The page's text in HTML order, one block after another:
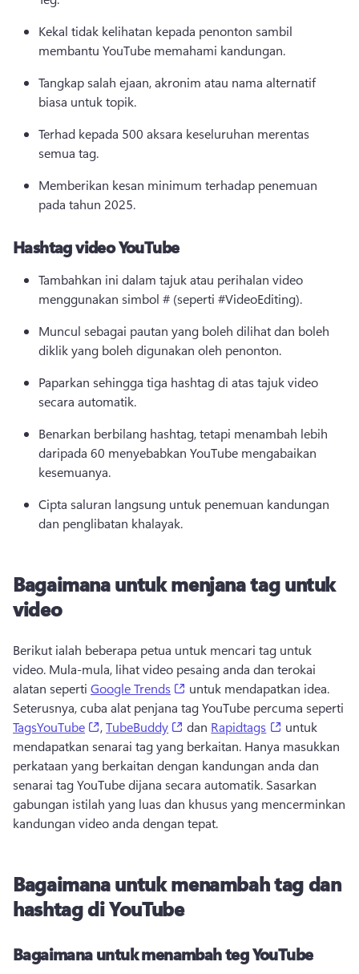
Kekal tidak kelihatan kepada penonton sambil
membantu YouTube memahami kandungan.
Tangkap salah ejaan, akronim atau nama alternatif
biasa untuk topik.
Terhad kepada 500 aksara keseluruhan merentas
semua tag.
Memberikan kesan minimum terhadap penemuan
pada tahun 2025.
Hashtag video YouTube
Tambahkan ini dalam tajuk atau perihalan video
menggunakan simbol # (seperti #VideoEditing).
Muncul sebagai pautan yang boleh dilihat dan boleh
diklik yang boleh digunakan oleh penonton.
Paparkan sehingga tiga hashtag di atas tajuk video
secara automatik.
Benarkan berbilang hashtag, tetapi menambah lebih
daripada 60 menyebabkan YouTube mengabaikan
kesemuanya.
Cipta saluran langsung untuk penemuan kandungan
dan penglibatan khalayak.
Bagaimana untuk menjana tag untuk
video
Berikut ialah beberapa petua untuk mencari tag untuk
video. Mula-mula, lihat video pesaing anda dan terokai
alatan seperti Google Trends (opens in a new tab)
untuk mendapatkan idea.
TagsYouTube
(opens in a new tab)
, TubeBuddy (opens in a new tab)
dan Rapidtags (opens in a
untuk
mendapatkan senarai tag yang berkaitan. Hanya masukkan
perkataan yang berkaitan dengan kandungan anda dan
senarai tag YouTube dijana secara automatik. Sasarkan
gabungan istilah yang luas dan khusus yang mencerminkan
kandungan video anda dengan tepat.
Bagaimana untuk menambah tag dan
hashtag di YouTube
Bagaimana untuk menambah teg YouTube